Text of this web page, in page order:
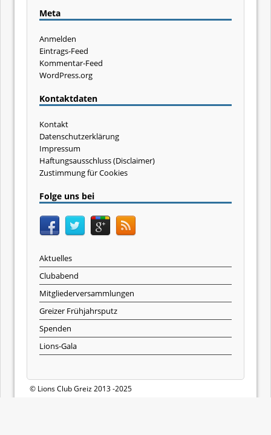
Meta
Anmelden
Eintrags-Feed
Kommentar-Feed
WordPress.org
Kontaktdaten
Kontakt
Datenschutzerklärung
Impressum
Haftungsausschluss (Disclaimer)
Zustimmung für Cookies
Folge uns bei
Aktuelles
Clubabend
Mitgliederversammlungen
Greizer Frühjahrsputz
Spenden
Lions-Gala
© Lions Club Greiz 2013 -2025